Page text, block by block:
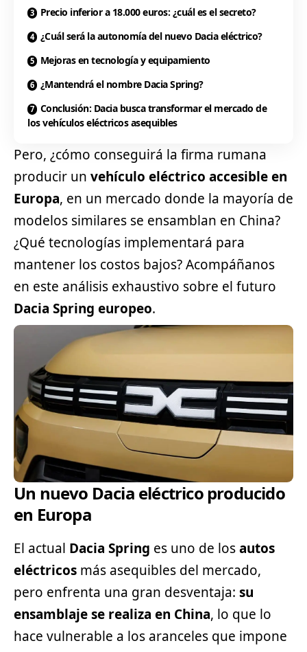
Precio inferior a 18.000 euros: ¿cuál es el secreto?
¿Cuál será la autonomía del nuevo Dacia eléctrico?
Mejoras en tecnología y equipamiento
¿Mantendrá el nombre Dacia Spring?
Conclusión: Dacia busca transformar el mercado de
los vehículos eléctricos asequibles
Pero, ¿cómo conseguirá la firma rumana
producir un vehículo eléctrico accesible en
Europa, en un mercado donde la mayoría de
modelos similares se ensamblan en China?
¿Qué tecnologías implementará para
mantener los costos bajos? Acompáñanos
en este análisis exhaustivo sobre el futuro
Dacia Spring europeo.
Un nuevo Dacia eléctrico producido
en Europa
El actual Dacia Spring es uno de losautos
eléctricos más asequibles del mercado,
pero enfrenta una gran desventaja: su
ensamblaje se realiza en China, lo que lo
hace vulnerable a los aranceles que impone